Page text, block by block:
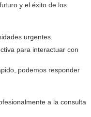
y el éxito de los
urgentes.
para interactuar con
podemos responder
a la consulta